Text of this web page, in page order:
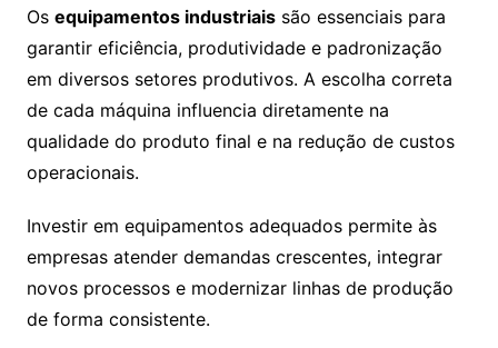
Os equipamentos industriaissão essenciais para
garantir eficiência, produtividade e padronização
em diversos setores produtivos. A escolha correta
de cada máquina influencia diretamente na
qualidade do produto final e na redução de custos
operacionais.
Investir em equipamentos adequados permite às
empresas atender demandas crescentes, integrar
novos processos e modernizar linhas de produção
de forma consistente.